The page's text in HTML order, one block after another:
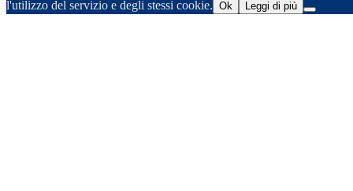
l'utilizzo del servizio e degli stessi cookie. Ok Leggi di più